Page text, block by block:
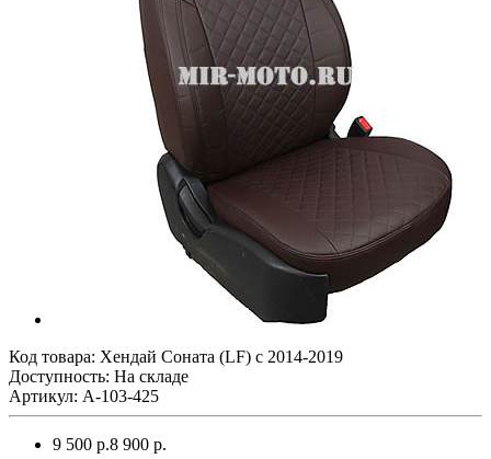
Код товара: Хендай Соната (LF) с 2014-2019
Доступность: На складе
Артикул: A-103-425
9 500 р.8 900 р.